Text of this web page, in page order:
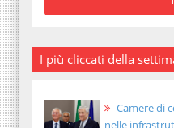
I più cliccati della
Camere di
nelle